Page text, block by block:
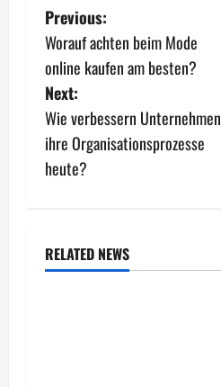
P
o
s
t
n
v
Previous:
Worauf achten beim Mode
online kaufen am besten?
Next:
Wie verbessern Unternehmen
ihre Organisationsprozesse
heute?
RELATED NEWS
Allgemeiner Artikel